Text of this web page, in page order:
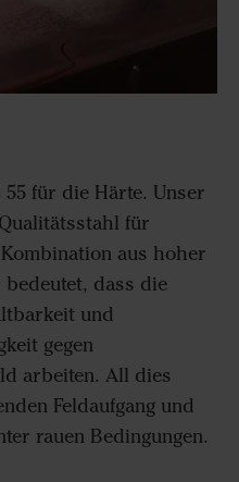
für die Härte. Unser
für
aus hoher
dass die
und
gegen
arbeiten. All dies
Feldaufgang und
rauen Bedingungen.